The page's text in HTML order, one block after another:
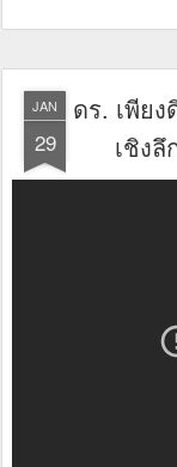
JAN
29
ดร. เพีย
เชิง